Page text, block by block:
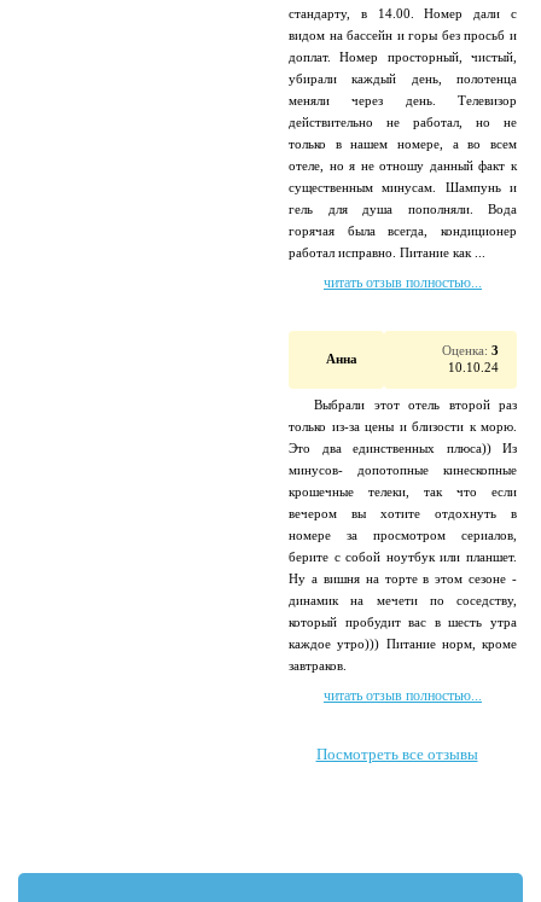
стандарту, в 14.00. Номер дали с
видом на бассейн и горы без просьб и
доплат. Номер просторный, чистый,
убирали каждый день, полотенца
меняли через день. Телевизор
действительно не работал, но не
только в нашем номере, а во всем
отеле, но я не отношу данный факт к
существенным минусам. Шампунь и
гель для душа пополняли. Вода
горячая была всегда, кондиционер
работал исправно. Питание как ...
читать отзыв полностью...
Анна
Оценка: 3
10.10.24
Выбрали этот отель второй раз
только из-за цены и близости к морю.
Это два единственных плюса)) Из
минусов- допотопные кинескопные
крошечные телеки, так что если
вечером вы хотите отдохнуть в
номере за просмотром сериалов,
берите с собой ноутбук или планшет.
Ну а вишня на торте в этом сезоне -
динамик на мечети по соседству,
который пробудит вас в шесть утра
каждое утро))) Питание норм, кроме
завтраков.
читать отзыв полностью...
Посмотреть все отзывы